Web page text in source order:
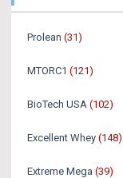
Prolean (31)
MTORC1 (121)
BioTech USA (102)
Excellent Whey (148)
Extreme Mega (39)